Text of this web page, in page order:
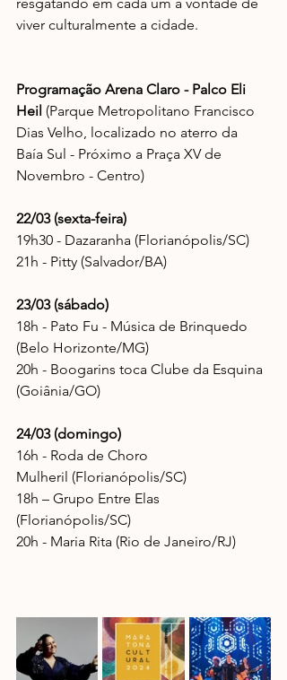
viver culturalmente a cidade.
Programação Arena Claro - Palco Eli
Heil (Parque Metropolitano Francisco
Dias Velho, localizado no aterro da
Baía Sul - Próximo a Praça XV de
Novembro - Centro)
22/03 (sexta-feira)
19h30 - Dazaranha (Florianópolis/SC)
21h - Pitty (Salvador/BA)
23/03 (sábado)
18h - Pato Fu - Música de Brinquedo
(Belo Horizonte/MG)
20h - Boogarins toca Clube da Esquina
(Goiânia/GO)
24/03 (domingo)
16h - Roda de Choro
Mulheril (Florianópolis/SC)
18h – Grupo Entre Elas
(Florianópolis/SC)
20h - Maria Rita (Rio de Janeiro/RJ)